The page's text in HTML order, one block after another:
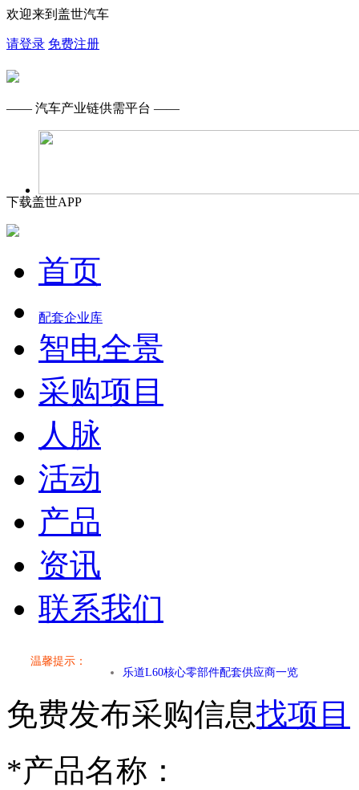
欢迎来到盖世汽车
请登录 免费注册
—— 汽车产业链供需平台 ——
下载盖世APP
首页
配套企业库
智电全景
采购项目
人脉
活动
产品
资讯
联系我们
温馨提示：
小米SU7核心零部件配套供应商一览
第二代 AION V核心零部件配套供应商一览
小米SU7核心零部件配套供应商一览
第二代 AION V核心零部件配套供应商一览
免费发布采购信息找项目
*产品名称：